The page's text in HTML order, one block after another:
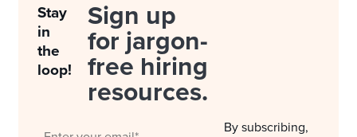
Stay
in
the
loop!
Sign up
for jargon-
free hiring
resources.
By subscribing,